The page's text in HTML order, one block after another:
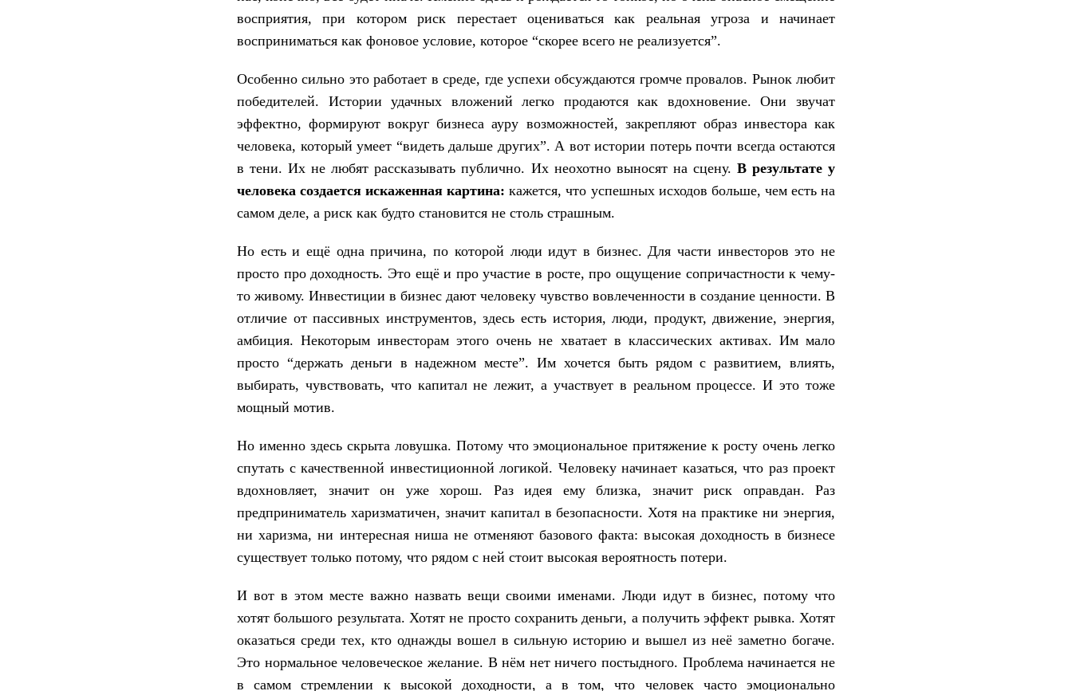
восприятия, при котором риск перестает оцениваться как реальная угроза и начинает
восприниматься как фоновое условие, которое “скорее всего не реализуется”.
Особенно сильно это работает в среде, где успехи обсуждаются громче провалов. Рынок любит
победителей. Истории удачных вложений легко продаются как вдохновение. Они звучат
эффектно, формируют вокруг бизнеса ауру возможностей, закрепляют образ инвестора как
человека, который умеет “видеть дальше других”. А вот истории потерь почти всегда остаются
в тени. Их не любят рассказывать публично. Их неохотно выносят на сцену. В результате у
человека создается искаженная картина: кажется, что успешных исходов больше, чем есть на
самом деле, а риск как будто становится не столь страшным.
Но есть и ещё одна причина, по которой люди идут в бизнес. Для части инвесторов это не
просто про доходность. Это ещё и про участие в росте, про ощущение сопричастности к чему-
то живому. Инвестиции в бизнес дают человеку чувство вовлеченности в создание ценности. В
отличие от пассивных инструментов, здесь есть история, люди, продукт, движение, энергия,
амбиция. Некоторым инвесторам этого очень не хватает в классических активах. Им мало
просто “держать деньги в надежном месте”. Им хочется быть рядом с развитием, влиять,
выбирать, чувствовать, что капитал не лежит, а участвует в реальном процессе. И это тоже
мощный мотив.
Но именно здесь скрыта ловушка. Потому что эмоциональное притяжение к росту очень легко
спутать с качественной инвестиционной логикой. Человеку начинает казаться, что раз проект
вдохновляет, значит он уже хорош. Раз идея ему близка, значит риск оправдан. Раз
предприниматель харизматичен, значит капитал в безопасности. Хотя на практике ни энергия,
ни харизма, ни интересная ниша не отменяют базового факта: высокая доходность в бизнесе
существует только потому, что рядом с ней стоит высокая вероятность потери.
И вот в этом месте важно назвать вещи своими именами. Люди идут в бизнес, потому что
хотят большого результата. Хотят не просто сохранить деньги, а получить эффект рывка. Хотят
оказаться среди тех, кто однажды вошел в сильную историю и вышел из неё заметно богаче.
Это нормальное человеческое желание. В нём нет ничего постыдного. Проблема начинается не
в самом стремлении к высокой доходности, а в том, что человек часто эмоционально